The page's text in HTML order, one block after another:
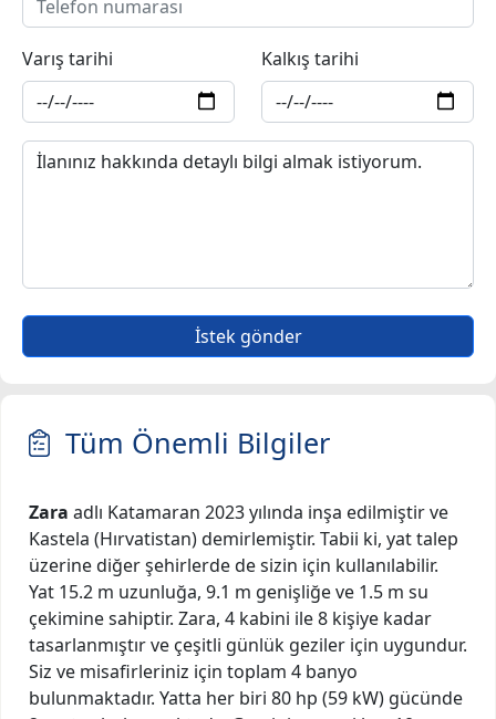
Varış tarihi Kalkış tarihi
İstek gönder
Tüm Önemli Bilgiler
Zara adlı Katamaran 2023 yılında inşa edilmiştir ve
Kastela (Hırvatistan) demirlemiştir. Tabii ki, yat talep
üzerine diğer şehirlerde de sizin için kullanılabilir.
Yat 15.2 m uzunluğa, 9.1 m genişliğe ve 1.5 m su
çekimine sahiptir. Zara, 4 kabini ile 8 kişiye kadar
tasarlanmıştır ve çeşitli günlük geziler için uygundur.
Siz ve misafirleriniz için toplam 4 banyo
bulunmaktadır. Yatta her biri 80 hp (59 kW) gücünde